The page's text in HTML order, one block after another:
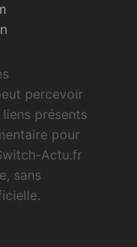
percevoir
présents
pour
Actu.fr
sans